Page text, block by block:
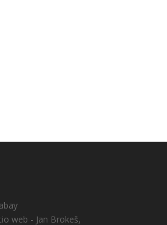
web - Jan Brokeš,